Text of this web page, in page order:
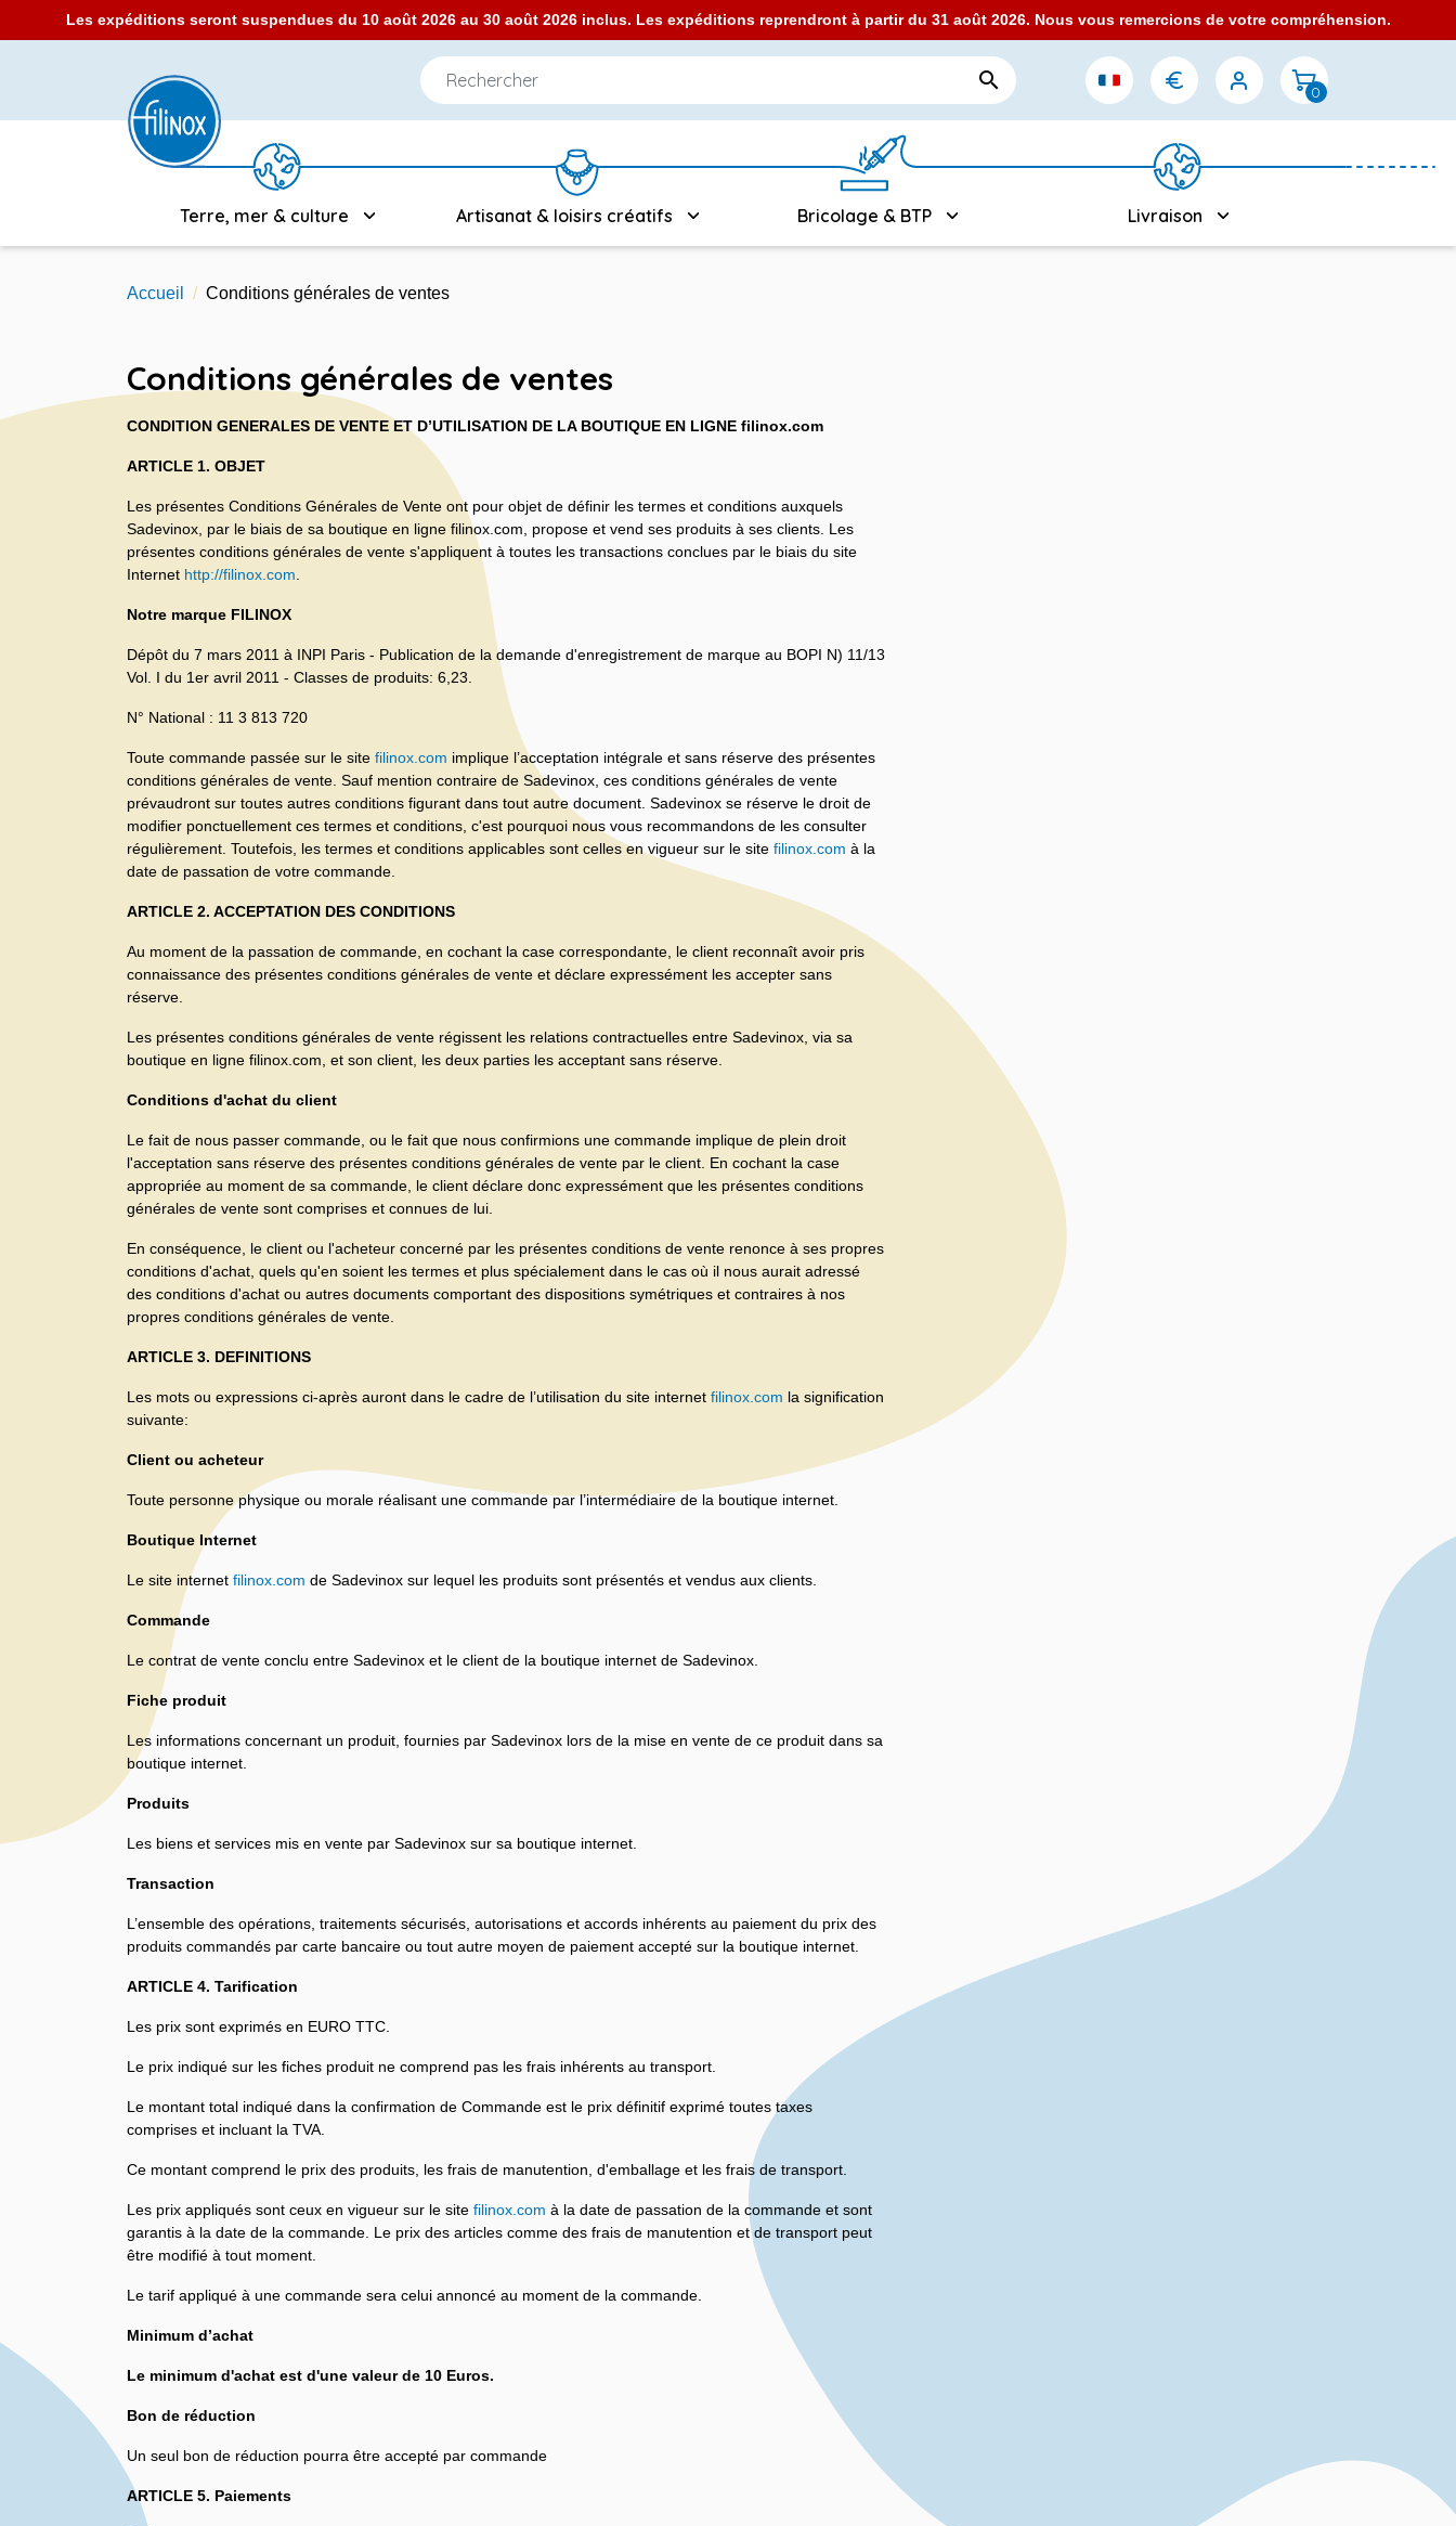
Les expéditions seront suspendues du 10 août 2026 au 30 août 2026 inclus. Les expéditions reprendront à partir du 31 août 2026. Nous vous remercions de votre compréhension.
 0
Terre, mer & culture Artisanat & loisirs créatifs Bricolage & BTP Livraison
Accueil Conditions générales de ventes
Conditions générales de ventes
CONDITION GENERALES DE VENTE ET D’UTILISATION DE LA BOUTIQUE EN LIGNE filinox.com
ARTICLE 1. OBJET
Les présentes Conditions Générales de Vente ont pour objet de définir les termes et conditions auxquels
Sadevinox, par le biais de sa boutique en ligne filinox.com, propose et vend ses produits à ses clients. Les
présentes conditions générales de vente s'appliquent à toutes les transactions conclues par le biais du site
Internet http://filinox.com
Notre marque FILINOX
Dépôt du 7 mars 2011 à INPI Paris - Publication de la demande d'enregistrement de marque au BOPI N) 11/13
Vol. I du 1er avril 2011 - Classes de produits: 6,23.
N° National : 11 3 813 720
Toute commande passée sur le site filinox.com implique l’acceptation intégrale et sans réserve des présentes
conditions générales de vente. Sauf mention contraire de Sadevinox, ces conditions générales de vente
prévaudront sur toutes autres conditions figurant dans tout autre document. Sadevinox se réserve le droit de
modifier ponctuellement ces termes et conditions, c'est pourquoi nous vous recommandons de les consulter
régulièrement. Toutefois, les termes et conditions applicables sont celles en vigueur sur le site filinox.com à la
date de passation de votre commande.
ARTICLE 2. ACCEPTATION DES CONDITIONS
Au moment de la passation de commande, en cochant la case correspondante, le client reconnaît avoir pris
connaissance des présentes conditions générales de vente et déclare expressément les accepter sans
réserve.
Les présentes conditions générales de vente régissent les relations contractuelles entre Sadevinox, via sa
boutique en ligne filinox.com, et son client, les deux parties les acceptant sans réserve.
Conditions d'achat du client
Le fait de nous passer commande, ou le fait que nous confirmions une commande implique de plein droit
l'acceptation sans réserve des présentes conditions générales de vente par le client. En cochant la case
appropriée au moment de sa commande, le client déclare donc expressément que les présentes conditions
générales de vente sont comprises et connues de lui.
En conséquence, le client ou l'acheteur concerné par les présentes conditions de vente renonce à ses propres
conditions d'achat, quels qu'en soient les termes et plus spécialement dans le cas où il nous aurait adressé
des conditions d'achat ou autres documents comportant des dispositions symétriques et contraires à nos
propres conditions générales de vente.
ARTICLE 3. DEFINITIONS
Les mots ou expressions ci-après auront dans le cadre de l’utilisation du site internet filinox.com la signification
suivante:
Client ou acheteur
Toute personne physique ou morale réalisant une commande par l’intermédiaire de la boutique internet.
Boutique Internet
Le site internet filinox.com de Sadevinox sur lequel les produits sont présentés et vendus aux clients.
Commande
Le contrat de vente conclu entre Sadevinox et le client de la boutique internet de Sadevinox.
Fiche produit
Les informations concernant un produit, fournies par Sadevinox lors de la mise en vente de ce produit dans sa
boutique internet.
Produits
Les biens et services mis en vente par Sadevinox sur sa boutique internet.
Transaction
L’ensemble des opérations, traitements sécurisés, autorisations et accords inhérents au paiement du prix des
produits commandés par carte bancaire ou tout autre moyen de paiement accepté sur la boutique internet.
ARTICLE 4. Tarification
Les prix sont exprimés en EURO TTC.
Le prix indiqué sur les fiches produit ne comprend pas les frais inhérents au transport.
Le montant total indiqué dans la confirmation de Commande est le prix définitif exprimé toutes taxes
comprises et incluant la TVA.
Ce montant comprend le prix des produits, les frais de manutention, d'emballage et les frais de transport.
Les prix appliqués sont ceux en vigueur sur le site filinox.com à la date de passation de la commande et sont
garantis à la date de la commande. Le prix des articles comme des frais de manutention et de transport peut
être modifié à tout moment.
Le tarif appliqué à une commande sera celui annoncé au moment de la commande.
Minimum d’achat
Le minimum d'achat est d'une valeur de 10 Euros.
Bon de réduction
Un seul bon de réduction pourra être accepté par commande
ARTICLE 5. Paiements